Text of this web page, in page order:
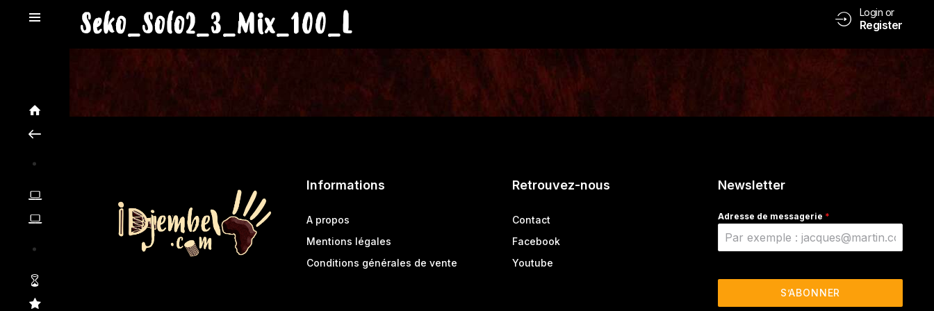
Seko_Solo2_3_Mix_100_L Login or
Register
Informations
A propos
Mentions légales
Conditions générales de vente
Retrouvez-nous
Contact
Facebook
Youtube
Newsletter
Adresse de messagerie *
S’ABONNER